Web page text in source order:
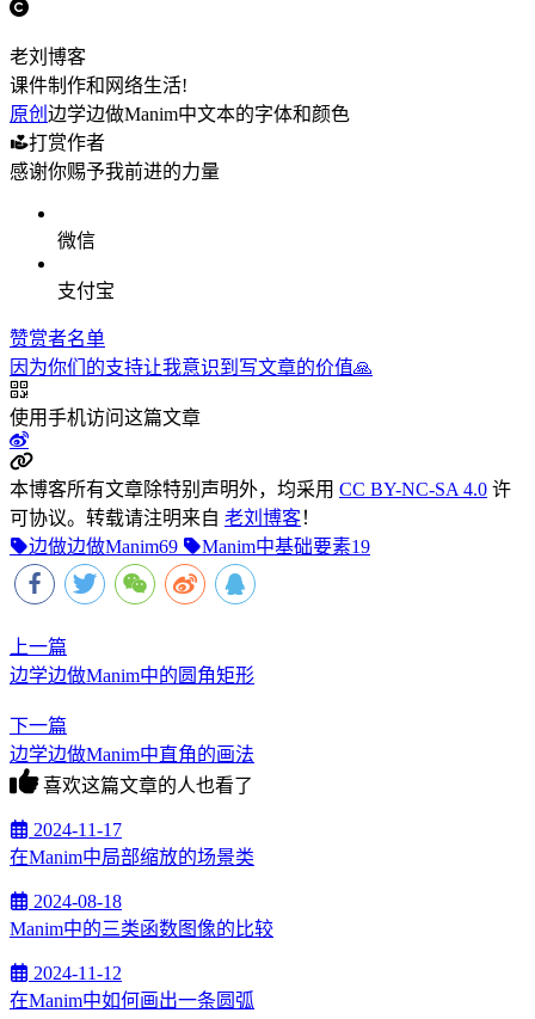
老刘博客
课件制作和网络生活!
原创 边学边做Manim中文本的字体和颜色
打赏作者
感谢你赐予我前进的力量
微信
支付宝
赞赏者名单
因为你们的支持让我意识到写文章的价值🙏
使用手机访问这篇文章
本博客所有文章除特别声明外，均采用 CC BY-NC-SA 4.0 许
可协议。转载请注明来自 老刘博客！
边做边做Manim69 Manim中基础要素19
上一篇
边学边做Manim中的圆角矩形
下一篇
边学边做Manim中直角的画法
喜欢这篇文章的人也看了
2024-11-17
在Manim中局部缩放的场景类
2024-08-18
Manim中的三类函数图像的比较
2024-11-12
在Manim中如何画出一条圆弧